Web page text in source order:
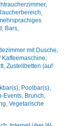
Bars,
mit Dusche,
Zustellbetten (auf
Poolbar(s),
Brunch,
Vegetarische